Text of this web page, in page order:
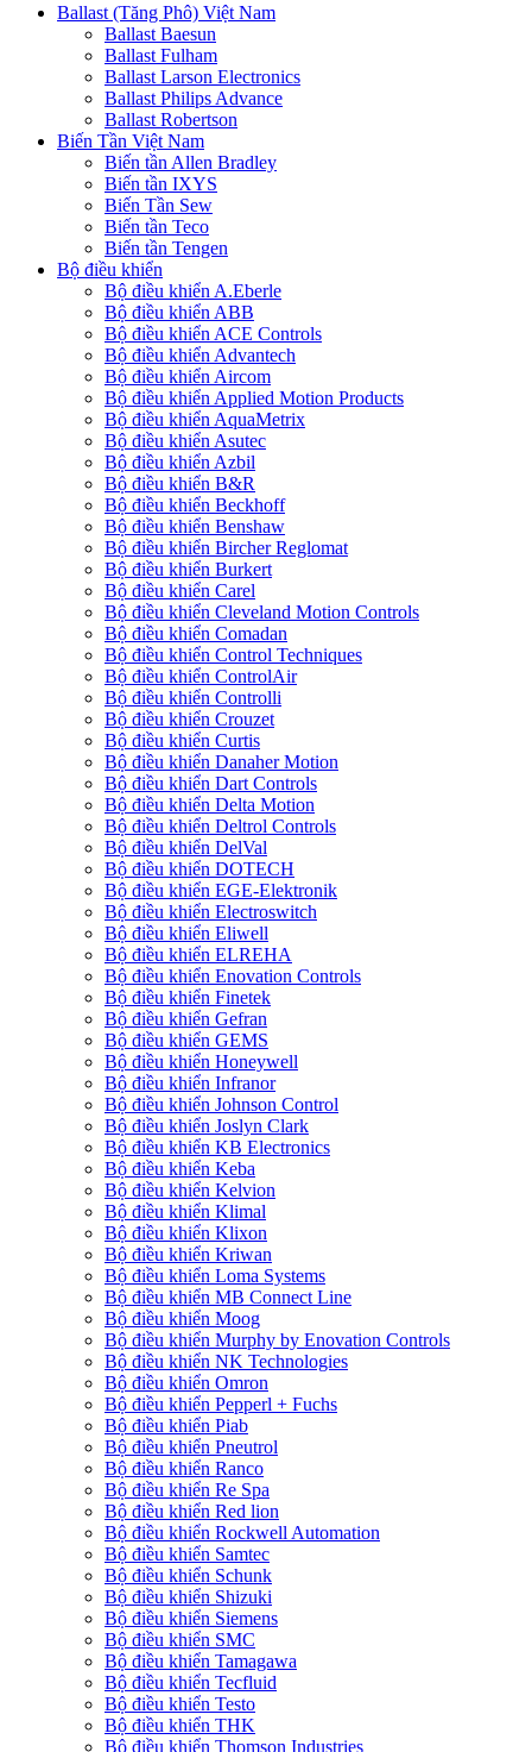
Ballast (Tăng Phô) Việt Nam
Ballast Baesun
Ballast Fulham
Ballast Larson Electronics
Ballast Philips Advance
Ballast Robertson
Biến Tần Việt Nam
Biến tần Allen Bradley
Biến tần IXYS
Biến Tần Sew
Biến tần Teco
Biến tần Tengen
Bộ điều khiển
Bộ điều khiển A.Eberle
Bộ điều khiển ABB
Bộ điều khiển ACE Controls
Bộ điều khiển Advantech
Bộ điều khiển Aircom
Bộ điều khiển Applied Motion Products
Bộ điều khiển AquaMetrix
Bộ điều khiển Asutec
Bộ điều khiển Azbil
Bộ điều khiển B&R
Bộ điều khiển Beckhoff
Bộ điều khiển Benshaw
Bộ điều khiển Bircher Reglomat
Bộ điều khiển Burkert
Bộ điều khiển Carel
Bộ điều khiển Cleveland Motion Controls
Bộ điều khiển Comadan
Bộ điều khiển Control Techniques
Bộ điều khiển ControlAir
Bộ điều khiển Controlli
Bộ điều khiển Crouzet
Bộ điều khiển Curtis
Bộ điều khiển Danaher Motion
Bộ điều khiển Dart Controls
Bộ điều khiển Delta Motion
Bộ điều khiển Deltrol Controls
Bộ điều khiển DelVal
Bộ điều khiển DOTECH
Bộ điều khiển EGE-Elektronik
Bộ điều khiển Electroswitch
Bộ điều khiển Eliwell
Bộ điều khiển ELREHA
Bộ điều khiển Enovation Controls
Bộ điều khiển Finetek
Bộ điều khiển Gefran
Bộ điều khiển GEMS
Bộ điều khiển Honeywell
Bộ điều khiển Infranor
Bộ điều khiển Johnson Control
Bộ điều khiển Joslyn Clark
Bộ điều khiển KB Electronics
Bộ điều khiển Keba
Bộ điều khiển Kelvion
Bộ điều khiển Klimal
Bộ điều khiển Klixon
Bộ điều khiển Kriwan
Bộ điều khiển Loma Systems
Bộ điều khiển MB Connect Line
Bộ điều khiển Moog
Bộ điều khiển Murphy by Enovation Controls
Bộ điều khiển NK Technologies
Bộ điều khiển Omron
Bộ điều khiển Pepperl + Fuchs
Bộ điều khiển Piab
Bộ điều khiển Pneutrol
Bộ điều khiển Ranco
Bộ điều khiển Re Spa
Bộ điều khiển Red lion
Bộ điều khiển Rockwell Automation
Bộ điều khiển Samtec
Bộ điều khiển Schunk
Bộ điều khiển Shizuki
Bộ điều khiển Siemens
Bộ điều khiển SMC
Bộ điều khiển Tamagawa
Bộ điều khiển Tecfluid
Bộ điều khiển Testo
Bộ điều khiển THK
Bộ điều khiển Thomson Industries